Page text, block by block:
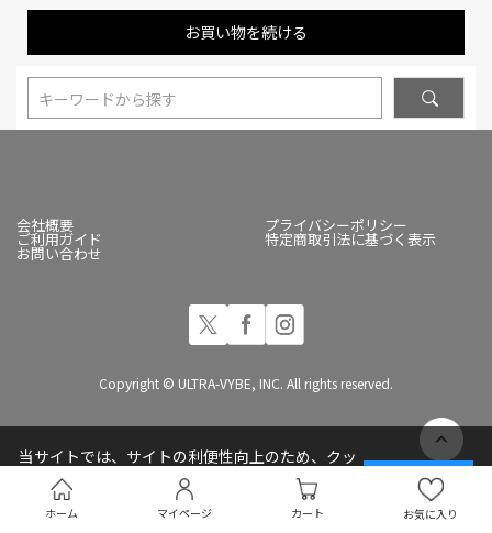
ホーム マイページ カート お気に入り
お買い物を続ける
キーワードから探す
会社概要 プライバシーポリシー
ご利用ガイド 特定商取引法に基づく表示
お問い合わせ
Copyright © ULTRA-VYBE, INC. All rights reserved.
当サイトでは、サイトの利便性向上のため、クッ
キー(Cookie)を使用しています
プライバシーポリシー
承諾する